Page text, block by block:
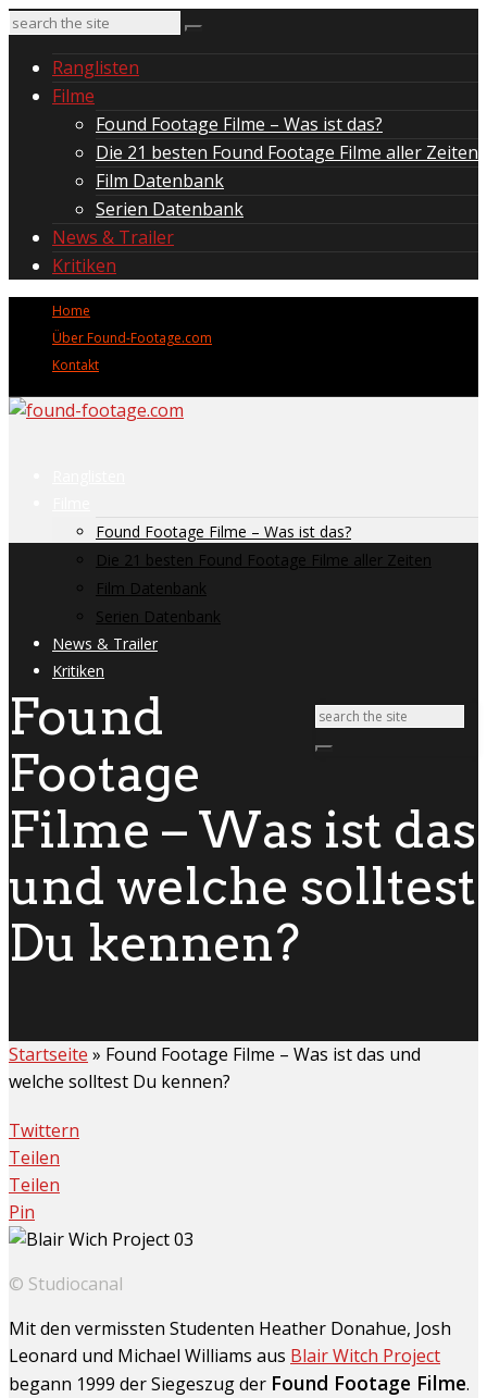
Ranglisten
Filme
Found Footage Filme – Was ist das?
Die 21 besten Found Footage Filme aller Zeiten
Film Datenbank
Serien Datenbank
News & Trailer
Kritiken
Home
Über Found-Footage.com
Kontakt
Found Footage Filme – Was ist das?
Die 21 besten Found Footage Filme aller Zeiten
Film Datenbank
Serien Datenbank
News & Trailer
Kritiken
Found
Footage
Filme – Was ist das
und welche solltest
Du kennen?
Startseite » Found Footage Filme – Was ist das und
welche solltest Du kennen?
Twittern
Teilen
Teilen
Pin
© Studiocanal
Mit den vermissten Studenten Heather Donahue, Josh
Leonard und Michael Williams aus Blair Witch Project
begann 1999 der Siegeszug der Found Footage Filme.